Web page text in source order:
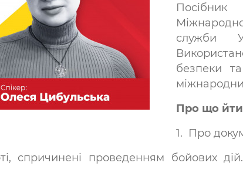
служби
безпеки
Про що
1. Про
спричинені проведенням бойових